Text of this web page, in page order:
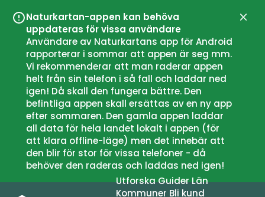
Naturkartan-appen kan behöva
uppdateras för vissa användare
Användare av Naturkartans app för Android
rapporterar i sommar att appen är seg mm.
Vi rekommenderar att man raderar appen
helt från sin telefon i så fall och laddar ned
igen! Då skall den fungera bättre. Den
befintliga appen skall ersättas av en ny app
efter sommaren. Den gamla appen laddar
all data för hela landet lokalt i appen (för
att klara offline-läge) men det innebär att
den blir för stor för vissa telefoner - då
behöver den raderas och laddas ned igen!
UtforskaGuiderLän
Kommuner Bli kund